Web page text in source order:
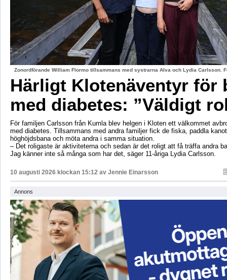
Zonordförande William Flormo tillsammans med systrarna Alva och Lydia Carlsson.
Härligt Klotenäventyr för
med diabetes: ”Väldigt
För familjen Carlsson från Kumla blev helgen i Kloten ett välkommet
med diabetes. Tillsammans med andra familjer fick de fiska, paddla
höghöjdsbana och möta andra i samma situation.
– Det roligaste är aktiviteterna och sedan är det roligt att få träffa andra
Jag känner inte så många som har det, säger 11-åriga Lydia Carlsson.
10 augusti 2026 klockan 15:12 av Jennie Einarsson
Annons